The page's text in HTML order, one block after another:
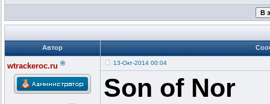
Автор
wtrackeroc.ru ® 13-Окт-2014 00:04
Son of Nor